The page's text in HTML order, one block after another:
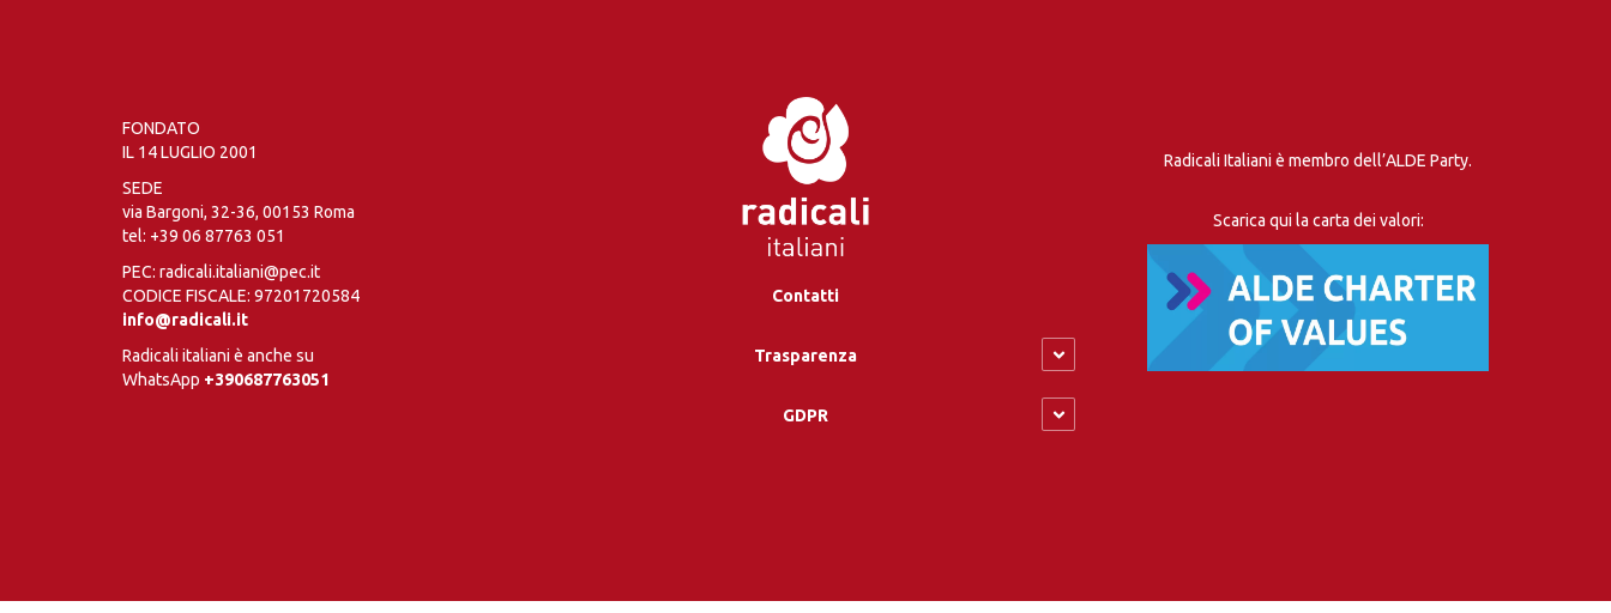
FONDATO
IL 14 LUGLIO 2001
SEDE
via Bargoni, 32-36, 00153 Roma
tel: +39 06 87763 051
PEC: radicali.italiani@pec.it
CODICE FISCALE: 97201720584
info@radicali.it
Radicali italiani è anche su
WhatsApp +390687763051
Contatti
Trasparenza
GDPR
Radicali Italiani è membro dell’ALDE Party.
Scarica qui la carta dei valori: